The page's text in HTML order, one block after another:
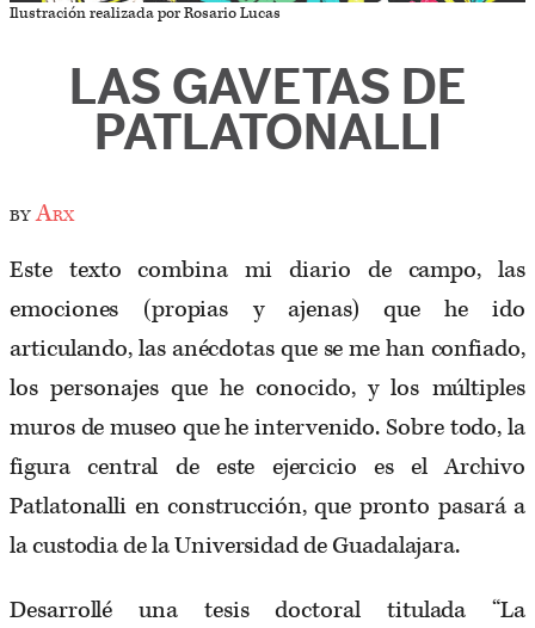
Ilustración realizada por Rosario Lucas
LAS GAVETAS DE
PATLATONALLI
byArx
Este texto combina mi diario de campo, las
emociones (propias y ajenas) que he ido
articulando, las anécdotas que se me han confiado,
los personajes que he conocido, y los múltiples
muros de museo que he intervenido. Sobre todo, la
figura central de este ejercicio es el Archivo
Patlatonalli en construcción, que pronto pasará a
la custodia de la Universidad de Guadalajara.
Desarrollé una tesis doctoral titulada “La